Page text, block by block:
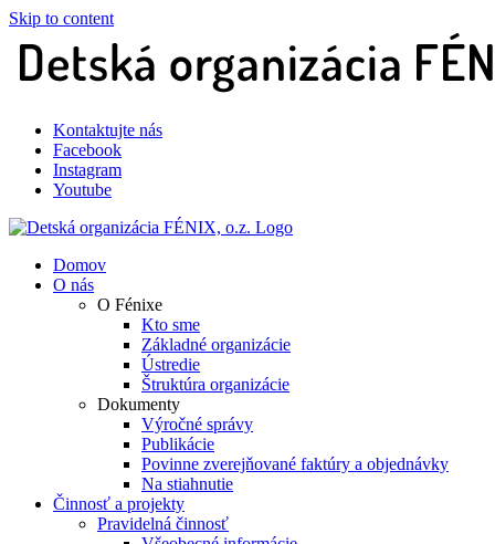
Skip to content
Kontaktujte nás
Facebook
Instagram
Youtube
Domov
O nás
O Fénixe
Kto sme
Základné organizácie
Ústredie
Štruktúra organizácie
Dokumenty
Výročné správy
Publikácie
Povinne zverejňované faktúry a objednávky
Na stiahnutie
Činnosť a projekty
Pravidelná činnosť